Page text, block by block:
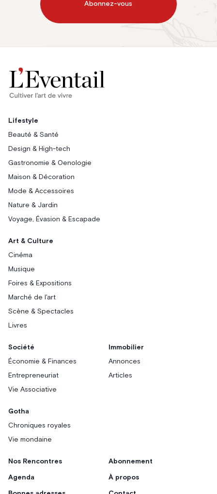
Abonnez-vous
Lifestyle
Beauté & Santé
Design & High-tech
Gastronomie & Oenologie
Maison & Décoration
Mode & Accessoires
Nature & Jardin
Voyage, Évasion & Escapade
Art & Culture
Cinéma
Musique
Foires & Expositions
Marché de l'art
Scène & Spectacles
Livres
Société
Économie & Finances
Entrepreneuriat
Vie Associative
Immobilier
Annonces
Articles
Gotha
Chroniques royales
Vie mondaine
Nos Rencontres
Agenda
Abonnement
À propos